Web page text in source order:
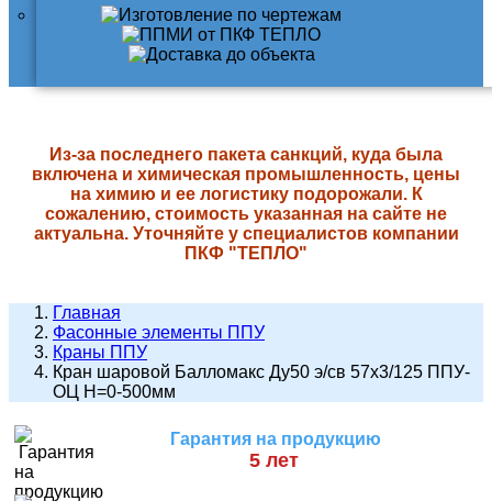
Из-за последнего пакета санкций, куда была
включена и химическая промышленность, цены
на химию и ее логистику подорожали. К
сожалению, стоимость указанная на сайте не
актуальна. Уточняйте у специалистов компании
ПКФ "ТЕПЛО"
Главная
Фасонные элементы ППУ
Краны ППУ
Кран шаровой Балломакс Ду50 э/св 57х3/125 ППУ-
ОЦ H=0-500мм
Гарантия на продукцию
5 лет